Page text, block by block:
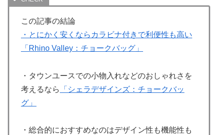
この記事の結論
・とにかく安くならカラビナ付きで利便性も高い
「Rhino Valley：チョークバッグ」
・タウンユースでの小物入れなどのおしゃれさを
考えるなら
「シェラデザインズ：チョークバッ
グ」
・総合的におすすめなのはデザイン性も機能性も